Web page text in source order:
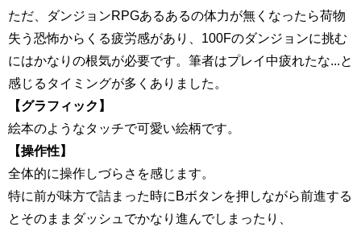
ただ、ダンジョンRPGあるあるの体力が無くなったら荷物
失う恐怖からくる疲労感があり、100Fのダンジョンに挑む
にはかなりの根気が必要です。筆者はプレイ中疲れたな...と
感じるタイミングが多くありました。
【グラフィック】
絵本のようなタッチで可愛い絵柄です。
【操作性】
全体的に操作しづらさを感じます。
特に前が味方で詰まった時にBボタンを押しながら前進する
とそのままダッシュでかなり進んでしまったり、